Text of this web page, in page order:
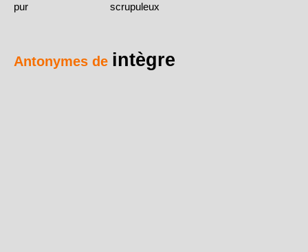
pur
scrupuleux
Antonymes de intègre